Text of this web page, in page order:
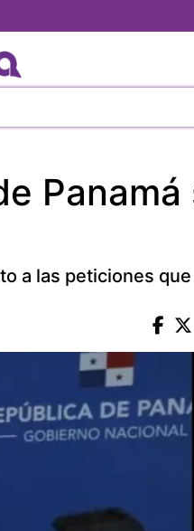
Panamá
a las peticiones que